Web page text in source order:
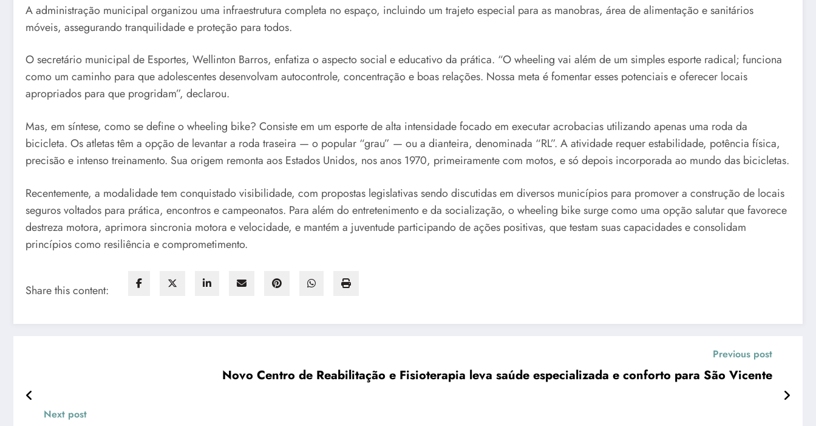
A administração municipal organizou uma infraestrutura completa no espaço, incluindo um trajeto especial para as manobras, área de alimentação e sanitários
móveis, assegurando tranquilidade e proteção para todos.
O secretário municipal de Esportes, Wellinton Barros, enfatiza o aspecto social e educativo da prática. “O wheeling vai além de um simples esporte radical; funciona
como um caminho para que adolescentes desenvolvam autocontrole, concentração e boas relações. Nossa meta é fomentar esses potenciais e oferecer locais
apropriados para que progridam”, declarou.
Mas, em síntese, como se define o wheeling bike? Consiste em um esporte de alta intensidade focado em executar acrobacias utilizando apenas uma roda da
bicicleta. Os atletas têm a opção de levantar a roda traseira — o popular “grau” — ou a dianteira, denominada “RL”. A atividade requer estabilidade, potência física,
precisão e intenso treinamento. Sua origem remonta aos Estados Unidos, nos anos 1970, primeiramente com motos, e só depois incorporada ao mundo das bicicletas.
Recentemente, a modalidade tem conquistado visibilidade, com propostas legislativas sendo discutidas em diversos municípios para promover a construção de locais
seguros voltados para prática, encontros e campeonatos. Para além do entretenimento e da socialização, o wheeling bike surge como uma opção salutar que favorece
destreza motora, aprimora sincronia motora e velocidade, e mantém a juventude participando de ações positivas, que testam suas capacidades e consolidam
princípios como resiliência e comprometimento.
Share this content:
Previous post
Novo Centro de Reabilitação e Fisioterapia leva saúde especializada e conforto para São Vicente
Next post